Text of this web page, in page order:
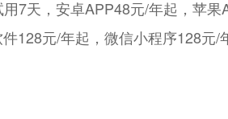
7天，安卓APP48元/年起，苹
128元/年起，微信小程序128元/